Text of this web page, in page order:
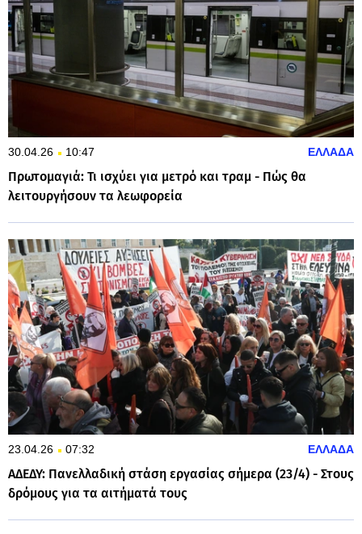
30.04.26 10:47 ΕΛΛΑΔΑ
Πρωτομαγιά: Τι ισχύει για μετρό και τραμ - Πώς θα
λειτουργήσουν τα λεωφορεία
23.04.26 07:32 ΕΛΛΑΔΑ
ΑΔΕΔΥ: Πανελλαδική στάση εργασίας σήμερα (23/4) - Στους
δρόμους για τα αιτήματά τους